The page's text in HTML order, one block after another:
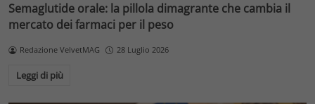
Semaglutide orale: la pillola dimagrante che cambia il
mercato dei farmaci per il peso
Redazione VelvetMAG 28 Luglio 2026
Leggi di più